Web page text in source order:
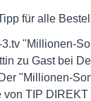
für alle
"Millionen-
zu Gast bei
"Millionen-
von TIP